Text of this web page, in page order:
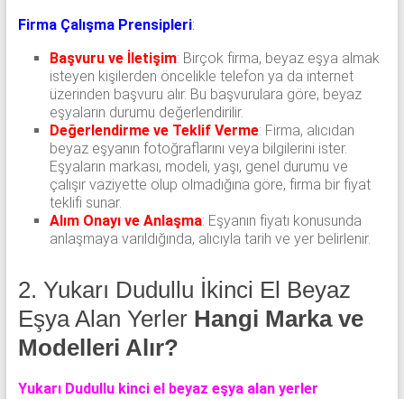
Firma Çalışma Prensipleri:
Başvuru ve İletişim: Birçok firma, beyaz eşya almak
isteyen kişilerden öncelikle telefon ya da internet
üzerinden başvuru alır. Bu başvurulara göre, beyaz
eşyaların durumu değerlendirilir.
Değerlendirme ve Teklif Verme: Firma, alıcıdan
beyaz eşyanın fotoğraflarını veya bilgilerini ister.
Eşyaların markası, modeli, yaşı, genel durumu ve
çalışır vaziyette olup olmadığına göre, firma bir fiyat
teklifi sunar.
Alım Onayı ve Anlaşma: Eşyanın fiyatı konusunda
anlaşmaya varıldığında, alıcıyla tarih ve yer belirlenir.
2. Yukarı Dudullu İkinci El Beyaz
Eşya Alan Yerler Hangi Marka ve
Modelleri Alır?
Yukarı Dudullu kinci el beyaz eşya alan yerler